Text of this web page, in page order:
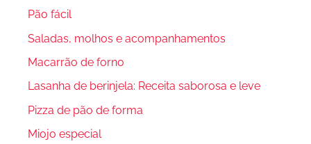
Pão fácil
Saladas, molhos e acompanhamentos
Macarrão de forno
Lasanha de berinjela: Receita saborosa e leve
Pizza de pão de forma
Miojo especial